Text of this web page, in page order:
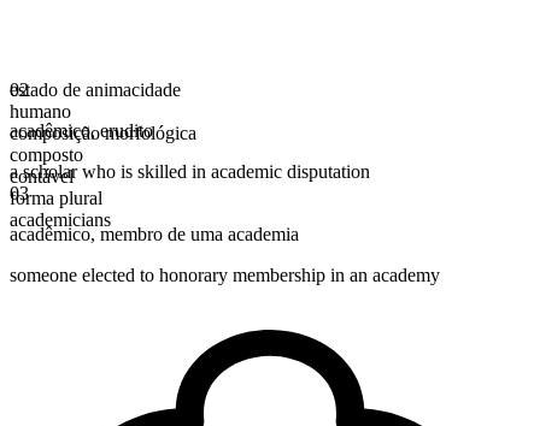
estado de animacidade
humano
composição morfológica
composto
contável
forma plural
academicians
02
acadêmico,erudito
a scholar who is skilled in academic disputation
03
acadêmico, membro de uma academia
someone elected to honorary membership in an academy